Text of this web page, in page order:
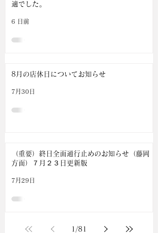
適でした。
6 日前
8月の店休日についてお知らせ
7月30日
（重要）終日全面通行止めのお知らせ（藤岡
方面）７月２３日更新版
7月29日
1 /81